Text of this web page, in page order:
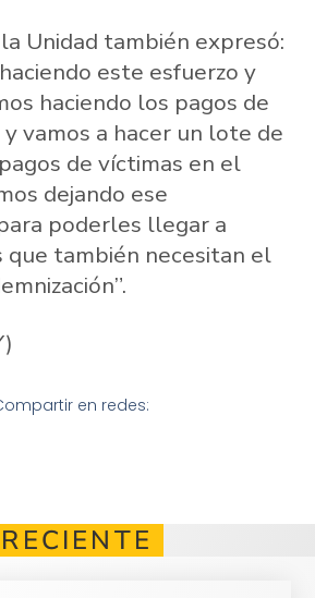
Unidad también expresó:
este esfuerzo y
haciendo los pagos de
y vamos a hacer un lote de
de víctimas en el
dejando ese
poderles llegar a
que también necesitan el
en redes: